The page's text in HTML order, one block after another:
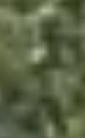
2G/3G
de véhicule